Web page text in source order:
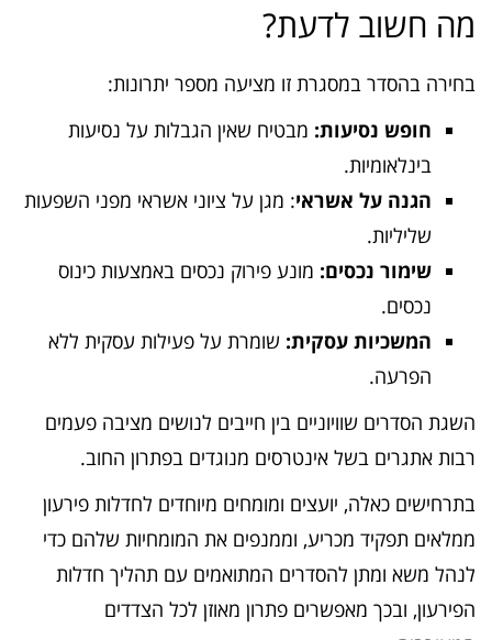
מה חשוב לדעת?
בחירה בהסדר במסגרת זו מציעה מספר יתרונות:
חופש נסיעות: מבטיח שאין הגבלות על נסיעות
בינלאומיות.
הגנה על אשראי: מגן על ציוני אשראי מפני השפעות
שליליות.
שימור נכסים: מונע פירוק נכסים באמצעות כינוס
נכסים.
המשכיות עסקית: שומרת על פעילות עסקית ללא
הפרעה.
השגת הסדרים שוויוניים בין חייבים לנושים מציבה פעמים
רבות אתגרים בשל אינטרסים מנוגדים בפתרון החוב.
בתרחישים כאלה, יועצים ומומחים מיוחדים לחדלות פירעון
ממלאים תפקיד מכריע, וממנפים את המומחיות שלהם כדי
לנהל משא ומתן להסדרים המתואמים עם תהליך חדלות
הפירעון, ובכך מאפשרים פתרון מאוזן לכל הצדדים